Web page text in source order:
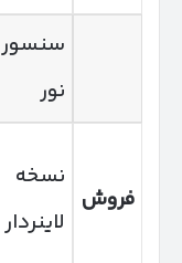
سنسور
نور
فروش
نسخه
لاینردار